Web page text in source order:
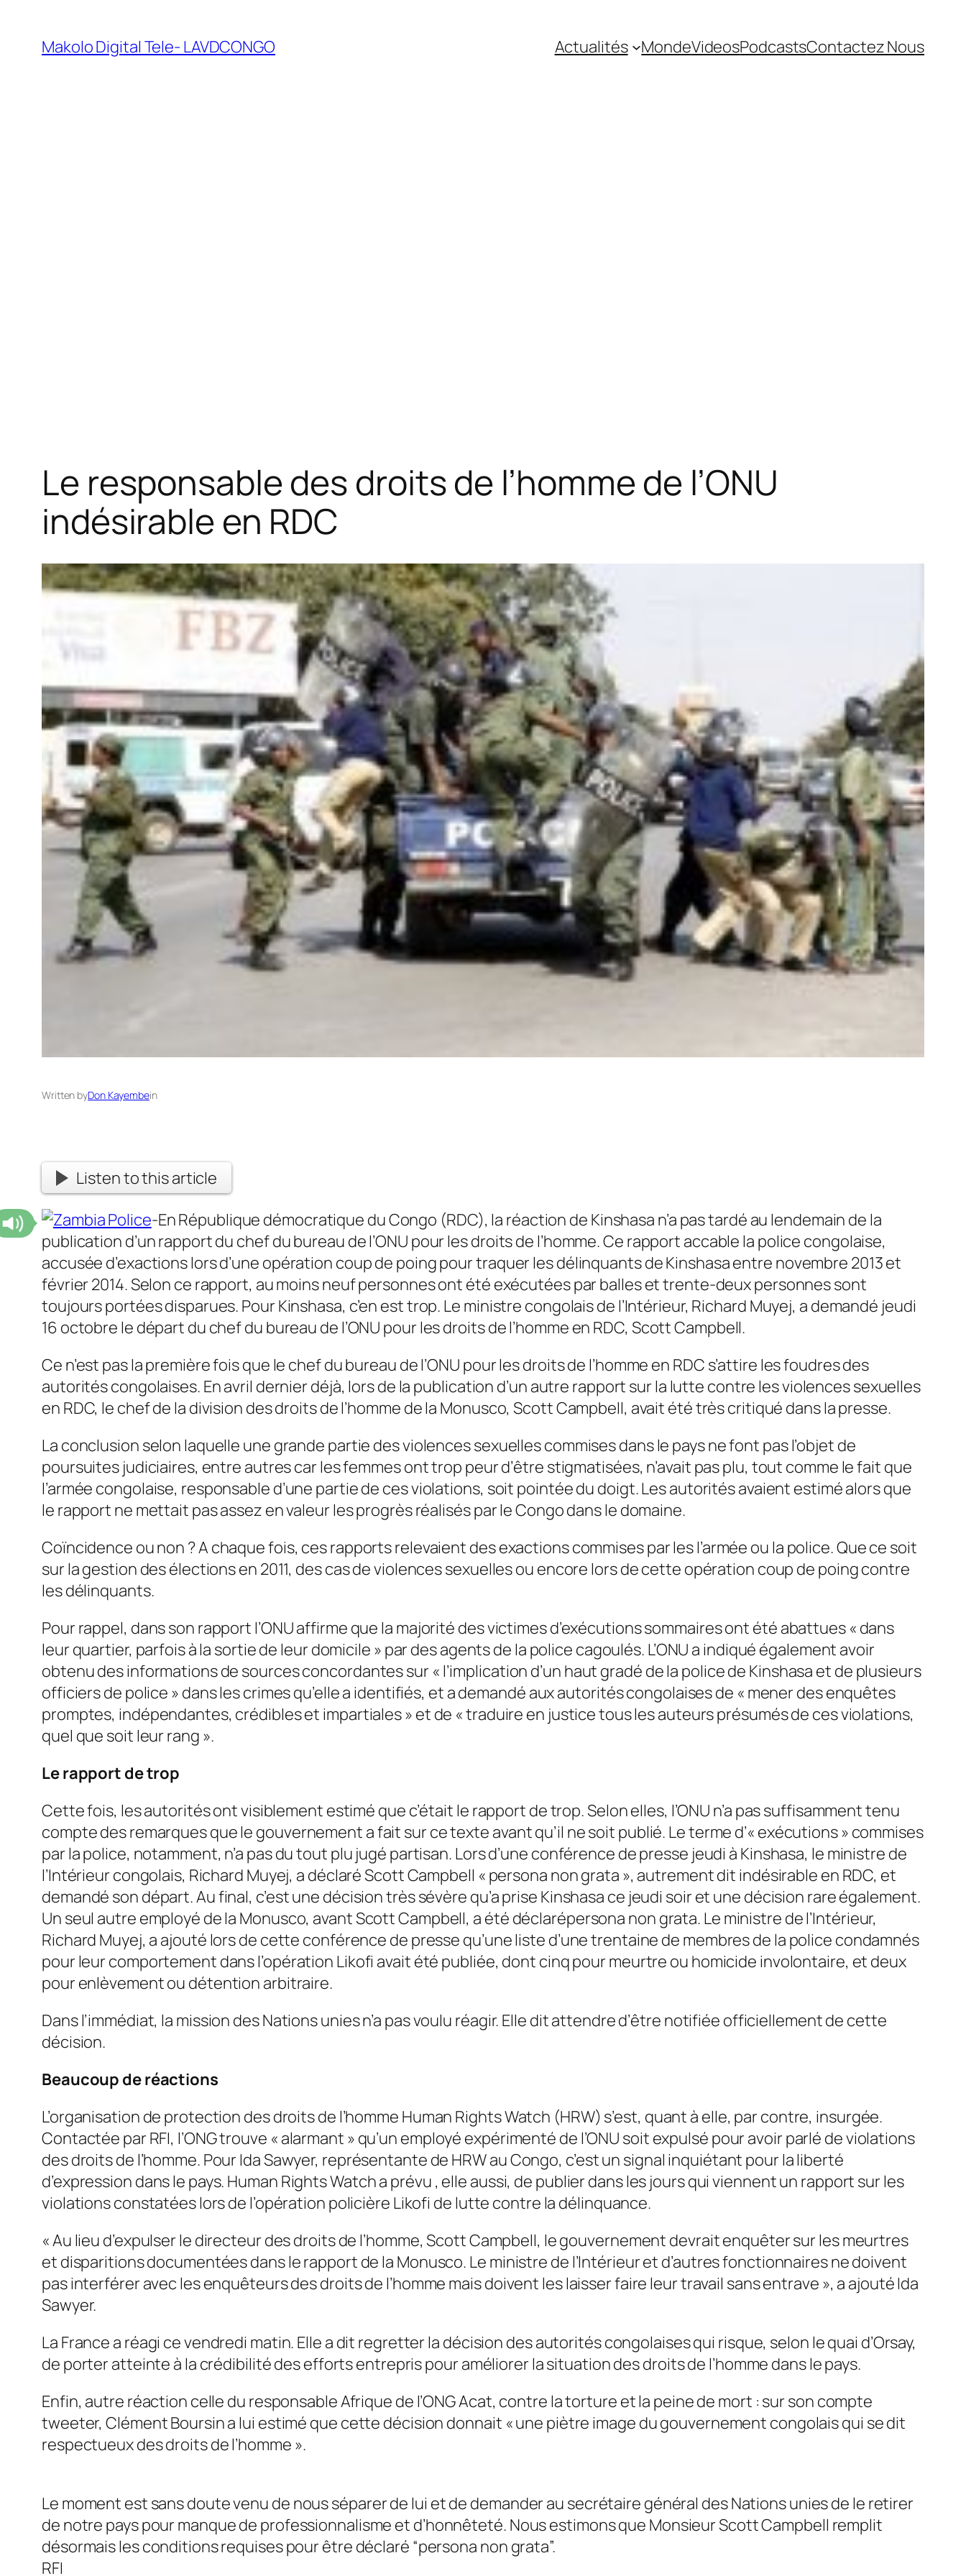
Makolo Digital Tele- LAVDCONGO Actualités MondeVideosPodcastsContactez Nous
Le responsable des droits de l’homme de l’ONU
indésirable en RDC
Written byDon Kayembein
Listen to this article
-En République démocratique du Congo (RDC), la réaction de Kinshasa n’a pas tardé au lendemain de la
publication d’un rapport du chef du bureau de l’ONU pour les droits de l’homme. Ce rapport accable la police congolaise,
accusée d’exactions lors d’une opération coup de poing pour traquer les délinquants de Kinshasa entre novembre 2013 et
février 2014. Selon ce rapport, au moins neuf personnes ont été exécutées par balles et trente-deux personnes sont
toujours portées disparues. Pour Kinshasa, c’en est trop. Le ministre congolais de l’Intérieur, Richard Muyej, a demandé jeudi
16 octobre le départ du chef du bureau de l’ONU pour les droits de l’homme en RDC, Scott Campbell.
Ce n’est pas la première fois que le chef du bureau de l’ONU pour les droits de l’homme en RDC s’attire les foudres des
autorités congolaises. En avril dernier déjà, lors de la publication d’un autre rapport sur la lutte contre les violences sexuelles
en RDC, le chef de la division des droits de l’homme de la Monusco, Scott Campbell, avait été très critiqué dans la presse.
La conclusion selon laquelle une grande partie des violences sexuelles commises dans le pays ne font pas l’objet de
poursuites judiciaires, entre autres car les femmes ont trop peur d’être stigmatisées, n’avait pas plu, tout comme le fait que
l’armée congolaise, responsable d’une partie de ces violations, soit pointée du doigt. Les autorités avaient estimé alors que
le rapport ne mettait pas assez en valeur les progrès réalisés par le Congo dans le domaine.
Coïncidence ou non ? A chaque fois, ces rapports relevaient des exactions commises par les l’armée ou la police. Que ce soit
sur la gestion des élections en 2011, des cas de violences sexuelles ou encore lors de cette opération coup de poing contre
les délinquants.
Pour rappel, dans son rapport l’ONU affirme que la majorité des victimes d’exécutions sommaires ont été abattues « dans
leur quartier, parfois à la sortie de leur domicile » par des agents de la police cagoulés. L’ONU a indiqué également avoir
obtenu des informations de sources concordantes sur « l’implication d’un haut gradé de la police de Kinshasa et de plusieurs
officiers de police » dans les crimes qu’elle a identifiés, et a demandé aux autorités congolaises de « mener des enquêtes
promptes, indépendantes, crédibles et impartiales» et de «traduire en justice tous les auteurs présumés de ces violations,
quel que soit leur rang ».
Le rapport de trop
Cette fois, les autorités ont visiblement estimé que c’était le rapport de trop. Selon elles, l’ONU n’a pas suffisamment tenu
compte des remarques que le gouvernement a fait sur ce texte avant qu’il ne soit publié. Le terme d’« exécutions » commises
par la police, notamment, n’a pas du tout plu jugé partisan. Lors d’une conférence de presse jeudi à Kinshasa, le ministre de
l’Intérieur congolais, Richard Muyej, a déclaré Scott Campbell « persona non grata », autrement dit indésirable en RDC, et
demandé son départ. Au final, c’est une décision très sévère qu’a prise Kinshasa ce jeudi soir et une décision rare également.
Un seul autre employé de la Monusco, avant Scott Campbell, a été déclarépersona non grata. Le ministre de l’Intérieur,
Richard Muyej, a ajouté lors de cette conférence de presse qu’une liste d’une trentaine de membres de la police condamnés
pour leur comportement dans l’opération Likofi avait été publiée, dont cinq pour meurtre ou homicide involontaire, et deux
pour enlèvement ou détention arbitraire.
Dans l’immédiat, la mission des Nations unies n’a pas voulu réagir. Elle dit attendre d’être notifiée officiellement de cette
décision.
Beaucoup de réactions
L’organisation de protection des droits de l’homme Human Rights Watch (HRW) s’est, quant à elle, par contre, insurgée.
Contactée par RFI, l’ONG trouve « alarmant » qu’un employé expérimenté de l’ONU soit expulsé pour avoir parlé de violations
des droits de l’homme. Pour Ida Sawyer, représentante de HRW au Congo, c’est un signal inquiétant pour la liberté
d’expression dans le pays. Human Rights Watch a prévu , elle aussi, de publier dans les jours qui viennent un rapport sur les
violations constatées lors de l’opération policière Likofi de lutte contre la délinquance.
«Au lieu d’expulser le directeur des droits de l’homme, Scott Campbell, le gouvernement devrait enquêter sur les meurtres
et disparitions documentées dans le rapport de la Monusco. Le ministre de l’Intérieur et d’autres fonctionnaires ne doivent
pas interférer avec les enquêteurs des droits de l’homme mais doivent les laisser faire leur travail sans entrave », a ajouté Ida
Sawyer.
La France a réagi ce vendredi matin. Elle a dit regretter la décision des autorités congolaises qui risque, selon le quai d’Orsay,
de porter atteinte à la crédibilité des efforts entrepris pour améliorer la situation des droits de l’homme dans le pays.
Enfin, autre réaction celle du responsable Afrique de l’ONG Acat, contre la torture et la peine de mort : sur son compte
tweeter, Clément Boursin a lui estimé que cette décision donnait «une piètre image du gouvernement congolais qui se dit
respectueux des droits de l’homme ».
Le moment est sans doute venu de nous séparer de lui et de demander au secrétaire général des Nations unies de le retirer
de notre pays pour manque de professionnalisme et d’honnêteté. Nous estimons que Monsieur Scott Campbell remplit
désormais les conditions requises pour être déclaré “persona non grata”.
RFI